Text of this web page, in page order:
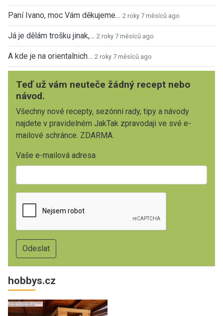
Paní Ivano, moc Vám děkujeme… 2 roky 7 měsíců ago
Já je dělám trošku jinak,… 2 roky 7 měsíců ago
A kde je na orientalnich… 2 roky 7 měsíců ago
Teď už vám neuteče žádný recept nebo
návod.
Všechny nové recepty, sezónní rady, tipy a návody
najdete v pravidelném JakTak zpravodaji ve své e-
mailové schránce. ZDARMA.
Vaše e-mailová adresa
hobbys.cz